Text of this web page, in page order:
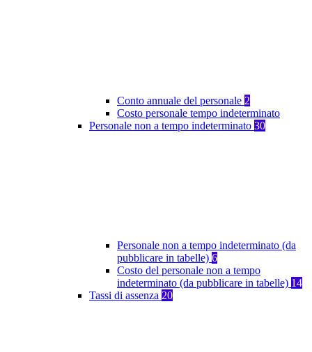
Conto annuale del personale 2
Costo personale tempo indeterminato
Personale non a tempo indeterminato 30
Personale non a tempo indeterminato (da
pubblicare in tabelle) 6
Costo del personale non a tempo
indeterminato (da pubblicare in tabelle) 14
Tassi di assenza 20